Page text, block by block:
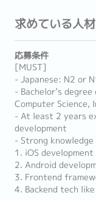
求めている人材
応募条件
[MUST]
- Japanese: N2 or
- Bachelor’s
Computer Science,
- At least 2 years
development
- Strong
1. iOS
2. Android
3. Frontend
4. Backend tech